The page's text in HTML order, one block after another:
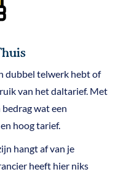
dubbel telwerk hebt of
van het daltarief. Met
wat een
hoog tarief.
hangt af van je
heeft hier niks